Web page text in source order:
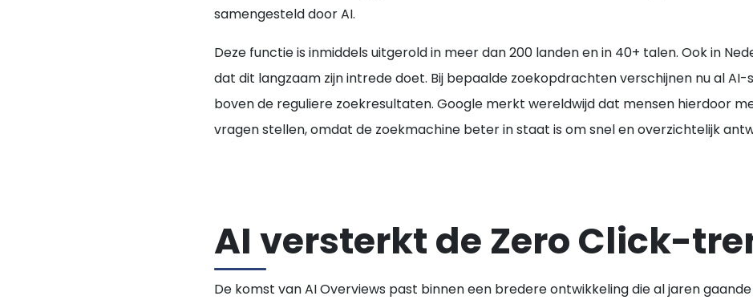
samengesteld door AI.
Deze functie is inmiddels uitgerold in meer dan 200 landen en in 40+ talen. Ook in
dat dit langzaam zijn intrede doet. Bij bepaalde zoekopdrachten verschijnen nu al
boven de reguliere zoekresultaten. Google merkt wereldwijd dat mensen hierdoor
vragen stellen, omdat de zoekmachine beter in staat is om snel en overzichtelijk
AI versterkt de Zero Click-
De komst van AI Overviews past binnen een bredere ontwikkeling die al jaren gaande